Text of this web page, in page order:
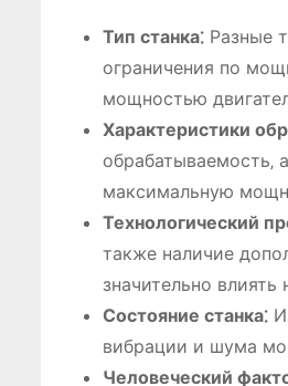
Тип станка⁚ Разные
ограничения по
мощностью
Характеристики
обрабатываемость‚
максимальную
Технологический
также наличие
значительно влиять
Состояние станка⁚
вибрации и шума
Человеческий